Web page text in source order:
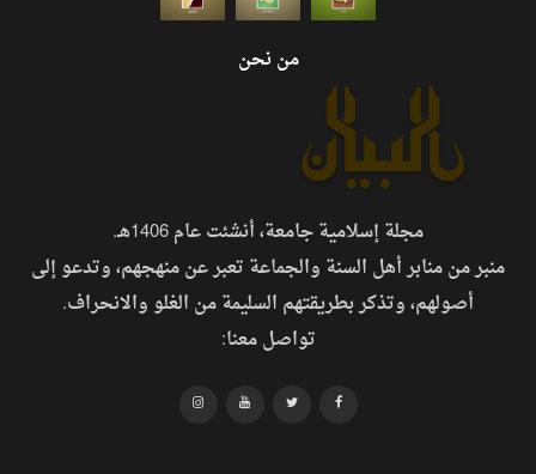
من نحن
مجلة إسلامية جامعة، أنشئت عام 1406هـ.
منبر من منابر أهل السنة والجماعة تعبر عن منهجهم، وتدعو إلى
أصولهم، وتذكر بطريقتهم السليمة من الغلو والانحراف.
تواصل معنا: